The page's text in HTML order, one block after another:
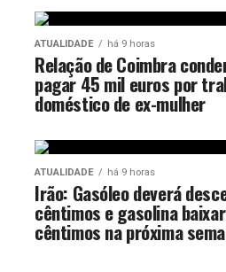
ATUALIDADE há 9 horas
Relação de Coimbra
pagar 45 mil euros por
doméstico de ex-mulher
ATUALIDADE há 9 horas
Irão: Gasóleo deverá
cêntimos e gasolina
cêntimos na próxima